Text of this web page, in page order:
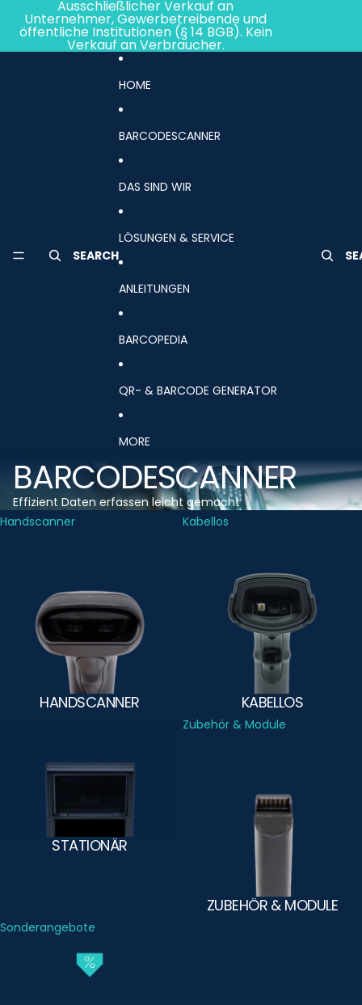
Ausschließlicher Verkauf an
Unternehmer, Gewerbetreibende und
öffentliche Institutionen (§ 14 BGB). Kein
Verkauf an Verbraucher.
SEARCH
HOME
BARCODESCANNER
DAS SIND WIR
LÖSUNGEN & SERVICE
ANLEITUNGEN
BARCOPEDIA
QR- & BARCODE GENERATOR
MORE
BARCODESCANNER
Effizient Daten erfassen leicht gemacht
Handscanner
HANDSCANNER
Kabellos
KABELLOS
STATIONÄR
Zubehör & Module
ZUBEHÖR & MODULE
Sonderangebote